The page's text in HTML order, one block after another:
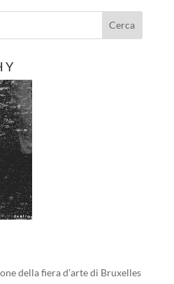
Y
della fiera d’arte di Bruxelles